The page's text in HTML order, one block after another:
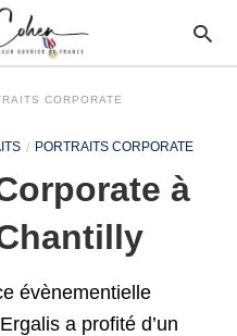
CORPORATE
PORTRAITS CORPORATE
à
évènementielle
a profité d’un